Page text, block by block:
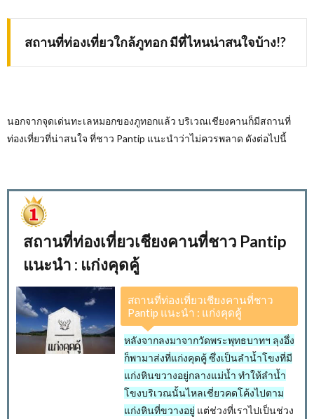
สถานที่ท่องเที่ยวใกล้ภูทอก มีที่ไหนน่าสนใจบ้าง!?
นอกจากจุดเด่นทะเลหมอกของภูทอกแล้ว บริเวณเชียงคานก็มีสถานที่
ท่องเที่ยวที่น่าสนใจ ที่ชาว Pantip แนะนำว่าไม่ควรพลาด ดังต่อไปนี้
สถานที่ท่องเที่ยวเชียงคานที่ชาว Pantip
แนะนำ : แก่งคุดคู้
สถานที่ท่องเที่ยวเชียงคานที่ชาว
Pantip แนะนำ : แก่งคุดคู้
หลังจากลงมาจากวัดพระพุทธบาทฯ ลุงอึ่ง
ก็พามาส่งที่แก่งคุดคู้ ซึ่งเป็นลำน้ำโขงที่มี
แก่งหินขวางอยู่กลางแม่น้ำ ทำให้ลำน้ำ
โขงบริเวณนั้นไหลเชี่ยวคดโค้งไปตาม
แก่งหินที่ขวางอยู่ แต่ช่วงที่เราไปเป็นช่วง